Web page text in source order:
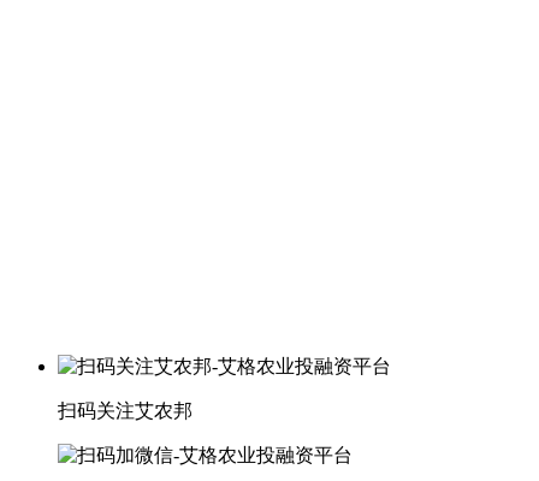
扫码关注艾农邦